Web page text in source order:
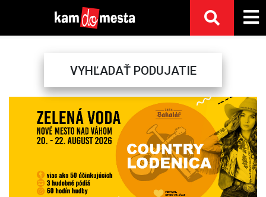
VYHĽADAŤ PODUJATIE
Next